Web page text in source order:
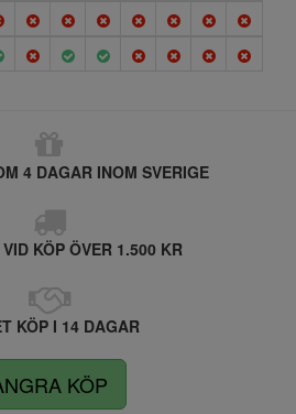
4 DAGAR INOM SVERIGE
KÖP ÖVER 1.500 KR
KÖP I 14 DAGAR
KÖP